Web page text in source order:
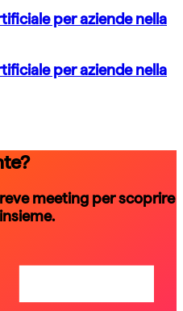
per aziende nella
per aziende nella
meeting per scoprire
a call